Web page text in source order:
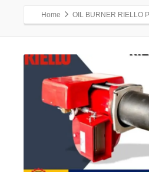
Home OIL BURNER RIELLO